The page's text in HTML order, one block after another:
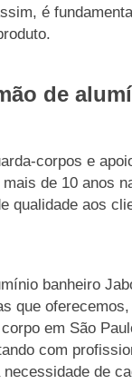
é
de
corpos e
de 10 anos
qualidade aos
banheiro
que
em São
com
de